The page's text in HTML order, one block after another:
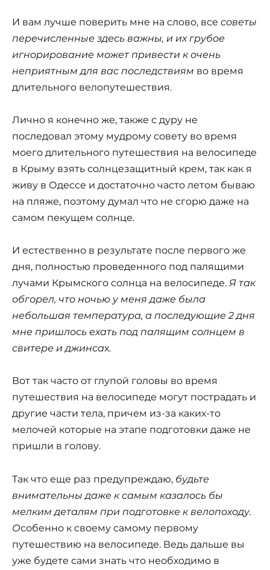
И вам лучше поверить мне на слово, все советы
перечисленные здесь важны, и их грубое
игнорирование может привести к очень
неприятным для вас последствиям во время
длительного велопутешествия.
Лично я конечно же, также с дуру не
последовал этому мудрому совету во время
моего длительного путешествия на велосипеде
в Крыму взять солнцезащитный крем, так как я
живу в Одессе и достаточно часто летом бываю
на пляже, поэтому думал что не сгорю даже на
самом пекущем солнце.
И естественно в результате после первого же
дня, полностью проведенного под палящими
лучами Крымского солнца на велосипеде. Я так
обгорел, что ночью у меня даже была
небольшая температура, а последующие 2 дня
мне пришлось ехать под палящим солнцем в
свитере и джинсах.
Вот так часто от глупой головы во время
путешествия на велосипеде могут пострадать и
другие части тела, причем из-за каких-то
мелочей которые на этапе подготовки даже не
пришли в голову.
Так что еще раз предупреждаю, будьте
внимательны даже к самым казалось бы
мелким деталям при подготовке к велопоходу.
Особенно к своему самому первому
путешествию на велосипеде. Ведь дальше вы
уже будете сами знать что необходимо в